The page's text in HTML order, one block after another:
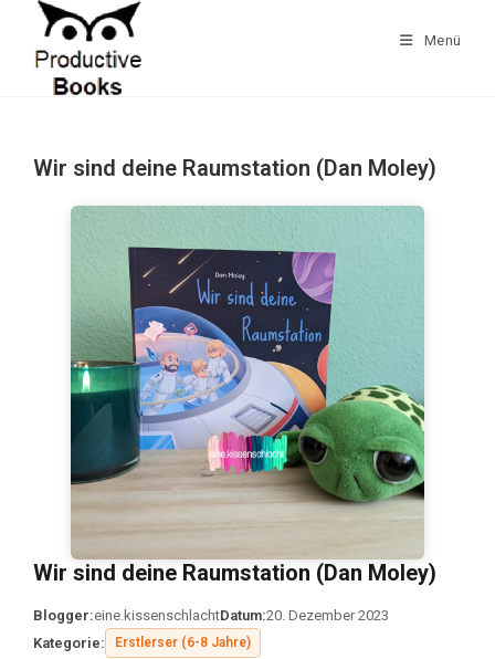
springen
Menü
Wir sind deine Raumstation (Dan Moley)
Wir sind deine Raumstation (Dan Moley)
Blogger:eine.kissenschlachtDatum:20. Dezember 2023
Kategorie:
Erstlerser (6-8 Jahre)